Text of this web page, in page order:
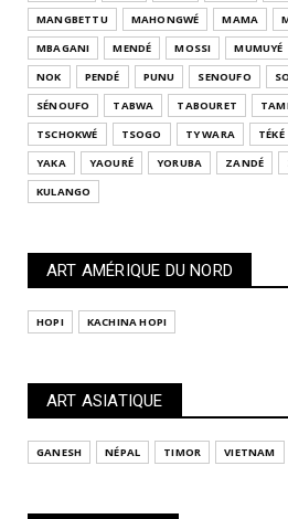
MANGBETTU
MAHONGWÉ MAMA
MBAGANI
MENDÉ MOSSI MUMUYÉ
NOK
PENDÉ PUNU SENOUFO
SÉNOUFO
TABWA TABOURET
TSCHOKWÉ
TSOGO TY WARA TÉKÉ
YAKA
YAOURÉ YORUBA ZANDÉ
KULANGO
ART AMÉRIQUE DU NORD
HOPI KACHINA HOPI
ART ASIATIQUE
GANESH NÉPAL TIMOR VIETNAM